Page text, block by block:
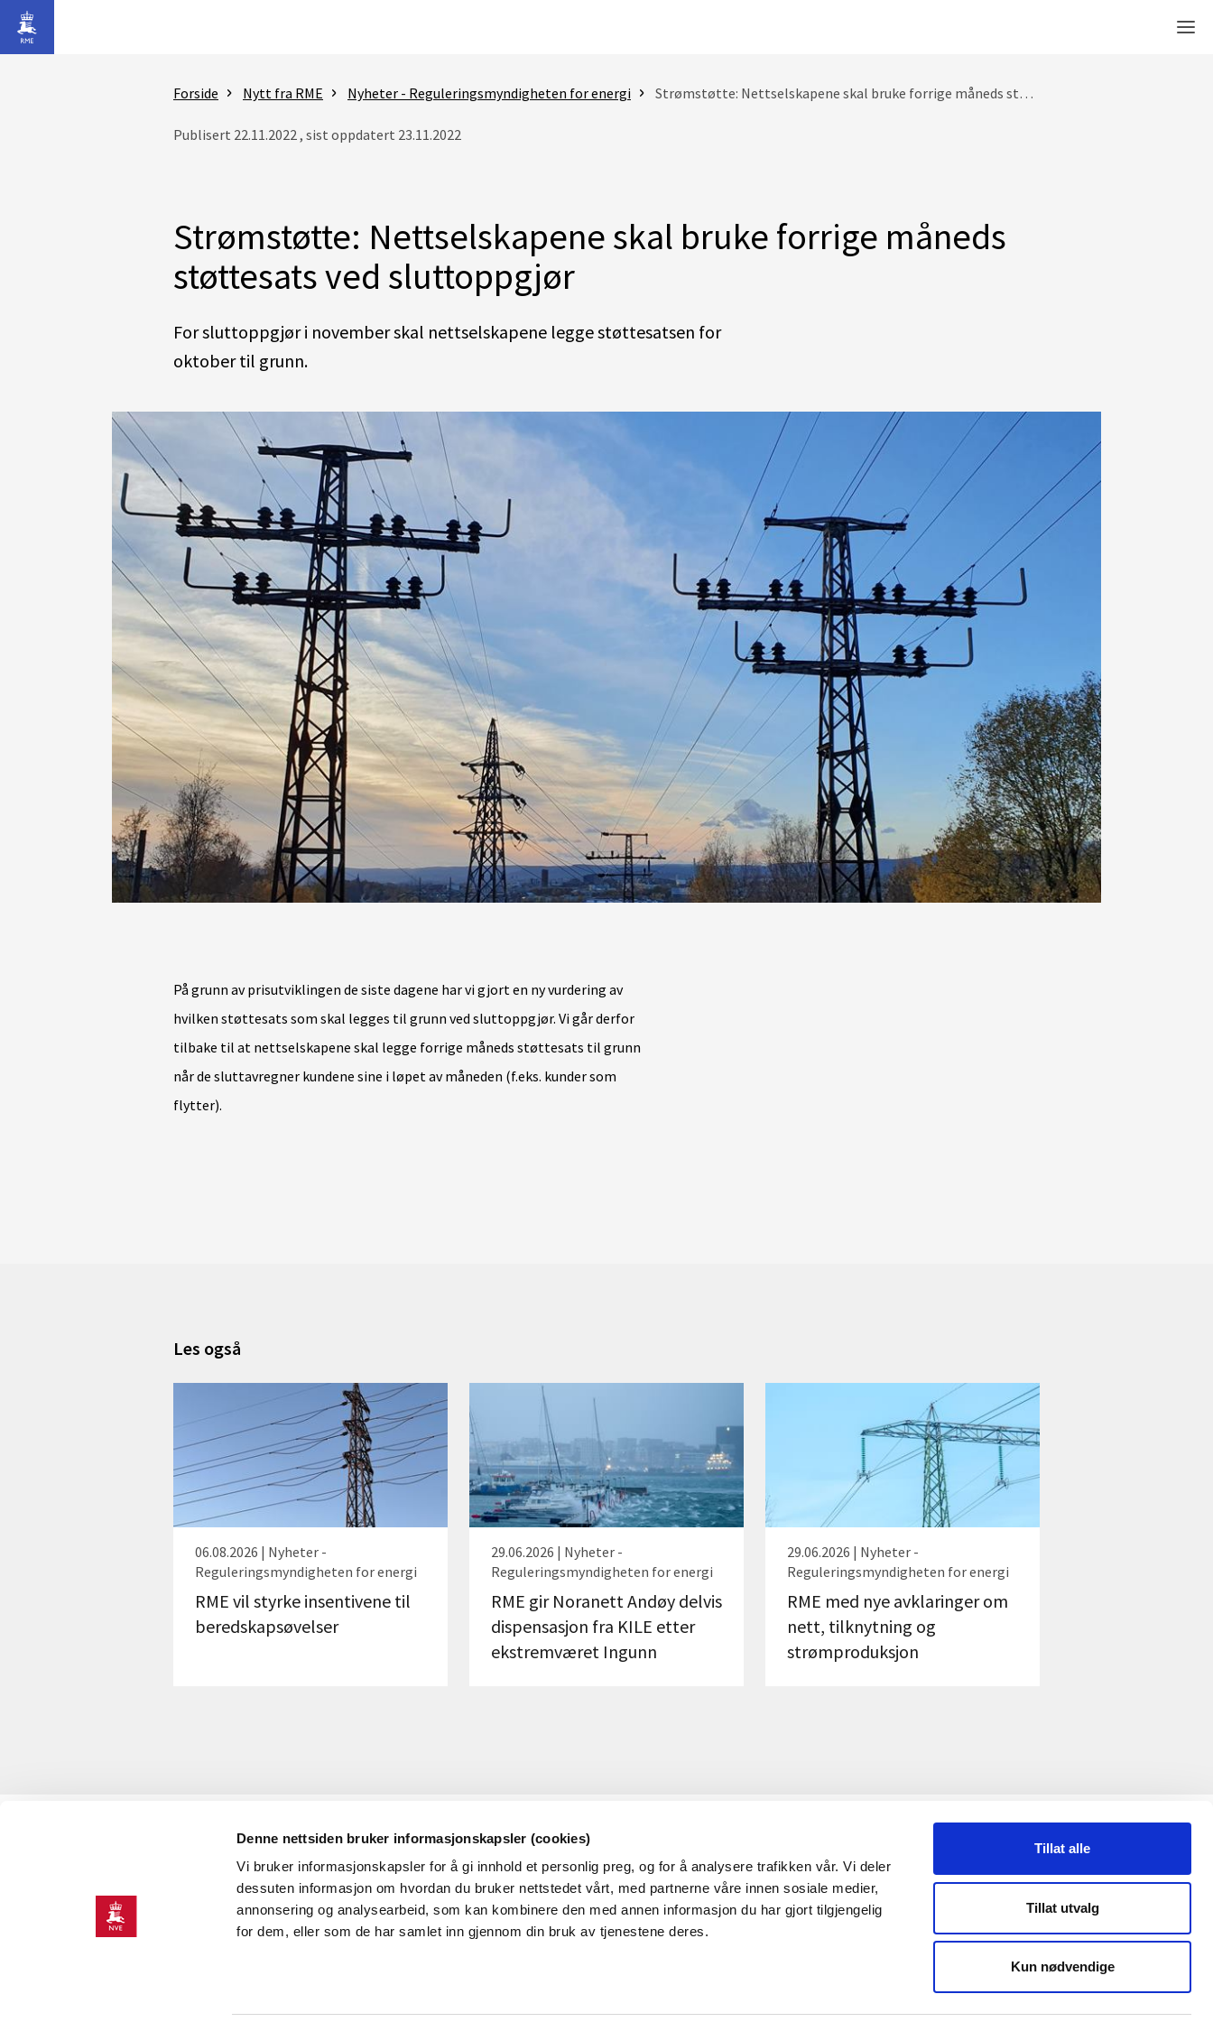
Denne nettsiden bruker informasjonskapsler (cookies)
Vi bruker informasjonskapsler for å gi innhold et personlig preg, og for å analysere trafikken vår. Vi deler
dessuten informasjon om hvordan du bruker nettstedet vårt, med partnerne våre innen sosiale medier,
annonsering og analysearbeid, som kan kombinere den med annen informasjon du har gjort tilgjengelig
for dem, eller som de har samlet inn gjennom din bruk av tjenestene deres.
Tillat alle
Tillat utvalg
Kun nødvendige
Gå til hovedinnhold
Forside Nytt fra RME Nyheter - Reguleringsmyndigheten for energi Strømstøtte: Nettselskapene skal bruke forrige måneds støttesats ved sluttoppgjør
Publisert 22.11.2022 , sist oppdatert 23.11.2022
Strømstøtte: Nettselskapene skal bruke forrige måneds
støttesats ved sluttoppgjør
For sluttoppgjør i november skal nettselskapene legge støttesatsen for
oktober til grunn.
På grunn av prisutviklingen de siste dagene har vi gjort en ny vurdering av
hvilken støttesats som skal legges til grunn ved sluttoppgjør. Vi går derfor
tilbake til at nettselskapene skal legge forrige måneds støttesats til grunn
når de sluttavregner kundene sine i løpet av måneden (f.eks. kunder som
flytter).
Les også
06.08.2026 | Nyheter -
Reguleringsmyndigheten for energi
RME vil styrke insentivene til
beredskapsøvelser
29.06.2026 | Nyheter -
Reguleringsmyndigheten for energi
RME gir Noranett Andøy delvis
dispensasjon fra KILE etter
ekstremværet Ingunn
29.06.2026 | Nyheter -
Reguleringsmyndigheten for energi
RME med nye avklaringer om
nett, tilknytning og
strømproduksjon
KONTAKT OSS
Kontaktinformasjon
OM RME
Dette er RME
Ledige stillinger i RME
Presserom
RMEs personvernerklæring